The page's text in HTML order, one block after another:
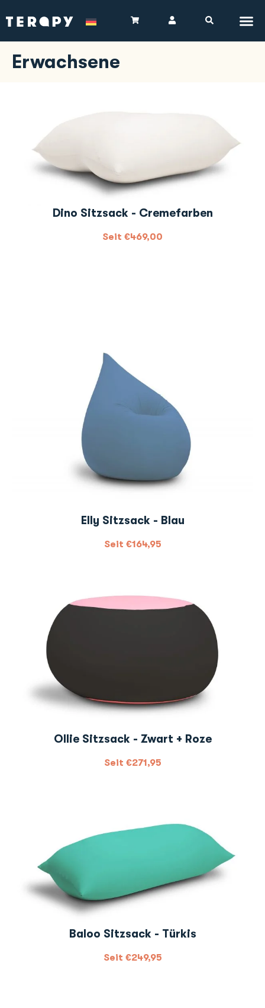
Erwachsene
Dino Sitzsack - Cremefarben
Seit €469,00
Elly Sitzsack - Blau
Seit €164,95
Ollie Sitzsack - Zwart + Roze
Seit €271,95
Baloo Sitzsack - Türkis
Seit €249,95